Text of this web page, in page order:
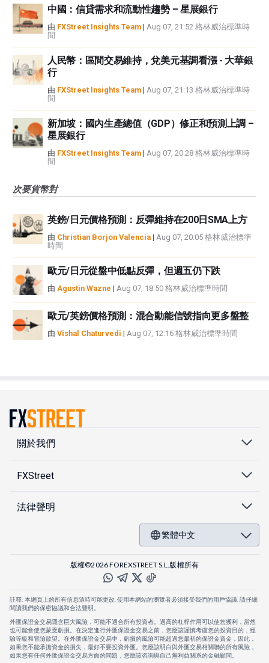
中國：信貸需求和流動性趨勢 – 星展銀行
由 FXStreet Insights Team | Aug 07, 21:52 格林威治標準時
間
人民幣：區間交易維持，兌美元基調看漲 - 大華銀
行
由 FXStreet Insights Team | Aug 07, 21:13 格林威治標準時
間
新加坡：國內生產總值（GDP）修正和預測上調 –
星展銀行
由 FXStreet Insights Team | Aug 07, 20:28 格林威治標準時
間
次要貨幣對
英鎊/日元價格預測：反彈維持在200日SMA上方
由 Christian Borjon Valencia | Aug 07, 20:05 格林威治標準
時間
歐元/日元從盤中低點反彈，但週五仍下跌
由 Agustin Wazne | Aug 07, 18:50 格林威治標準時間
歐元/英鎊價格預測：混合動能信號指向更多盤整
由 Vishal Chaturvedi | Aug 07, 12:16 格林威治標準時間
關於我們
FXStreet
法律聲明
繁體中文
版權©2026 FOREXSTREET S.L.版權所有
註釋: 本網頁上的所有信息隨時可能更改. 使用本網站的瀏覽者必須接受我們的用戶協議. 請仔細
閱讀我們的保密協議和合法聲明。
外匯保證金交易隱含巨大風險，可能不適合所有投資者。過高的杠桿作用可以使您獲利，當然
也可能會使您蒙受虧損。在決定進行外匯保證金交易之前，您應該謹慎考慮您的投資目的，經
驗等級和冒險欲望。在外匯保證金交易中，虧損的風險可能超過您最初的保證金資金，因此，
如果您不能承擔資金的損失，最好不要投資外匯。您應該明白與外匯交易相關聯的所有風險，
如果您有任何外匯保證金交易方面的問題，您應該咨詢與自己無利益關系的金融顧問。